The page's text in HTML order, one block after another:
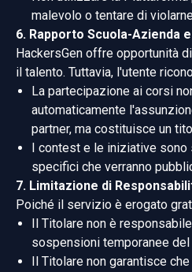
malevolo o tentare di
6. Rapporto Scuola-Azienda
HackersGen offre opportunità
il talento. Tuttavia, l'utente
La partecipazione ai corsi
automaticamente
partner, ma costituisce un
I contest e le iniziative
specifici che verranno
7. Limitazione di
Poiché il servizio è erogato
Il Titolare non è
sospensioni temporanee
Il Titolare non garantisce